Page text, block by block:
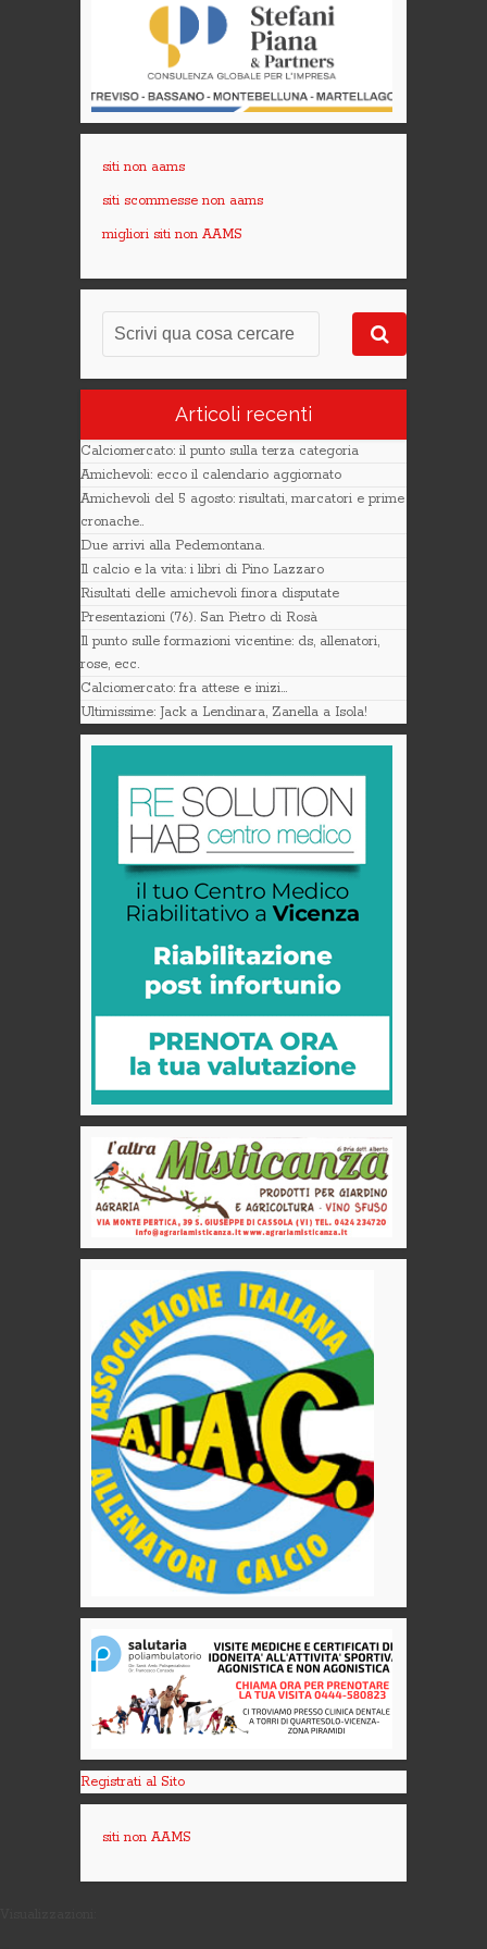
siti non aams
siti scommesse non aams
migliori siti non AAMS
Articoli recenti
Calciomercato: il punto sulla terza categoria
Amichevoli: ecco il calendario aggiornato
Amichevoli del 5 agosto: risultati, marcatori e prime
cronache..
Due arrivi alla Pedemontana.
Il calcio e la vita: i libri di Pino Lazzaro
Risultati delle amichevoli finora disputate
Presentazioni (76). San Pietro di Rosà
Il punto sulle formazioni vicentine: ds, allenatori,
rose, ecc.
Calciomercato: fra attese e inizi…
Ultimissime: Jack a Lendinara, Zanella a Isola!
Registrati al Sito
siti non AAMS